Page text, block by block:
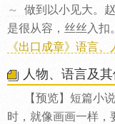
～
做到以小见大。
是很从容，丝丝入扣
《出口成章》语言、
人物、语言及
【预览】短篇小
时，就像画画一样，